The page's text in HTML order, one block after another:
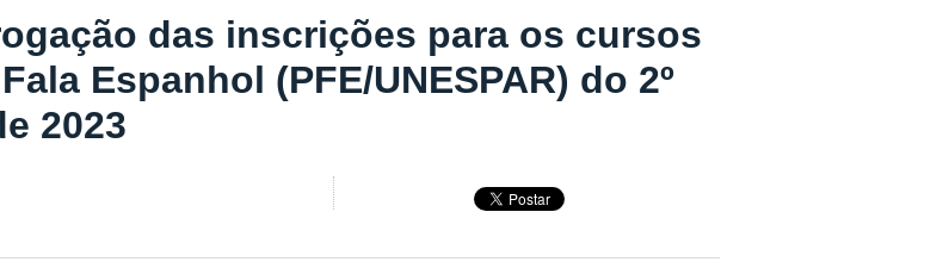
das inscrições para os cursos
Espanhol (PFE/UNESPAR) do 2º
2023